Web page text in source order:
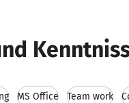
MS Office Team work